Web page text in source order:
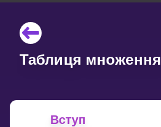
Таблиця множення
Вступ